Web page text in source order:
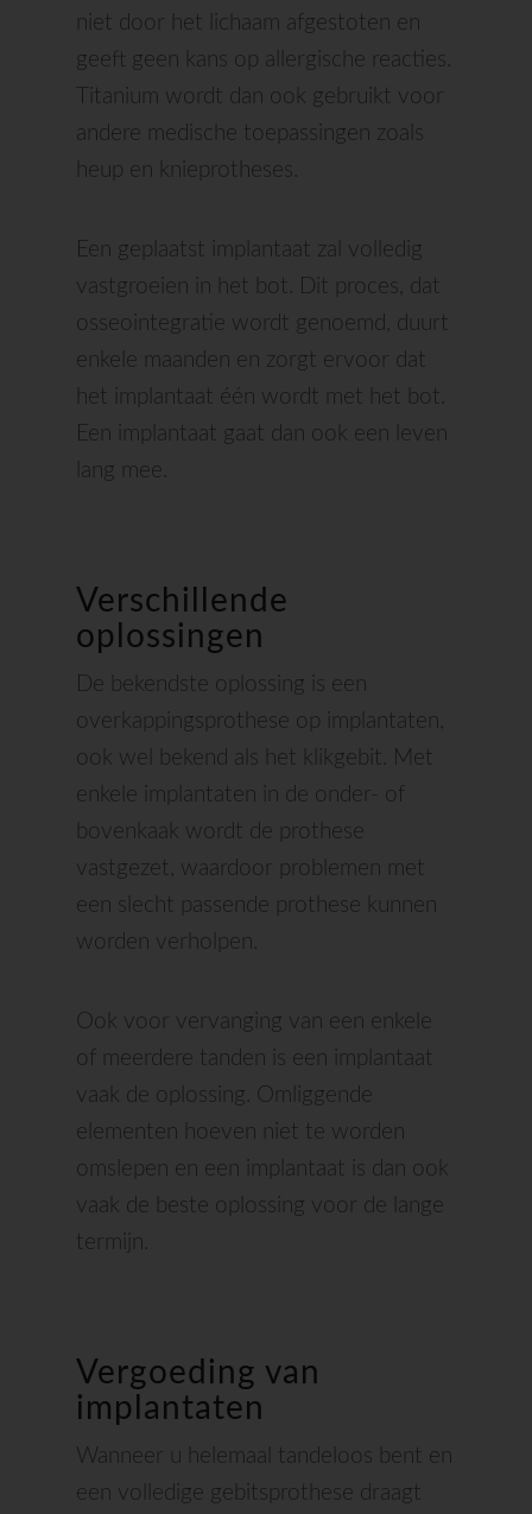
niet door het lichaam afgestoten en
geeft geen kans op allergische reacties.
Titanium wordt dan ook gebruikt voor
andere medische toepassingen zoals
heup en knieprotheses.
Een geplaatst implantaat zal volledig
vastgroeien in het bot. Dit proces, dat
osseointegratie wordt genoemd, duurt
enkele maanden en zorgt ervoor dat
het implantaat één wordt met het bot.
Een implantaat gaat dan ook een leven
lang mee.
Verschillende
oplossingen
De bekendste oplossing is een
overkappingsprothese op implantaten,
ook wel bekend als het klikgebit. Met
enkele implantaten in de onder- of
bovenkaak wordt de prothese
vastgezet, waardoor problemen met
een slecht passende prothese kunnen
worden verholpen.
Ook voor vervanging van een enkele
of meerdere tanden is een implantaat
vaak de oplossing. Omliggende
elementen hoeven niet te worden
omslepen en een implantaat is dan ook
vaak de beste oplossing voor de lange
termijn.
Vergoeding van
implantaten
Wanneer u helemaal tandeloos bent en
een volledige gebitsprothese draagt